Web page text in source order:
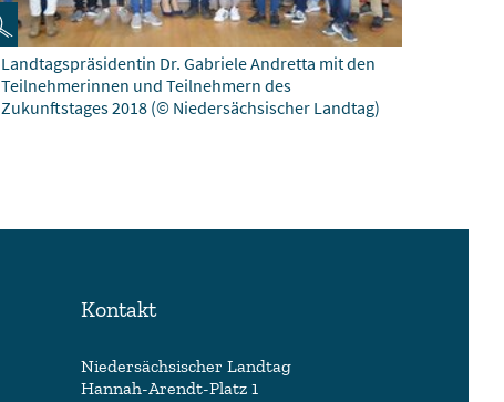
Landtagspräsidentin Dr. Gabriele Andretta mit den
Teilnehmerinnen und Teilnehmern des
Zukunftstages 2018 (© Niedersächsischer Landtag)
Kontakt
Niedersächsischer Landtag
Hannah-Arendt-Platz 1